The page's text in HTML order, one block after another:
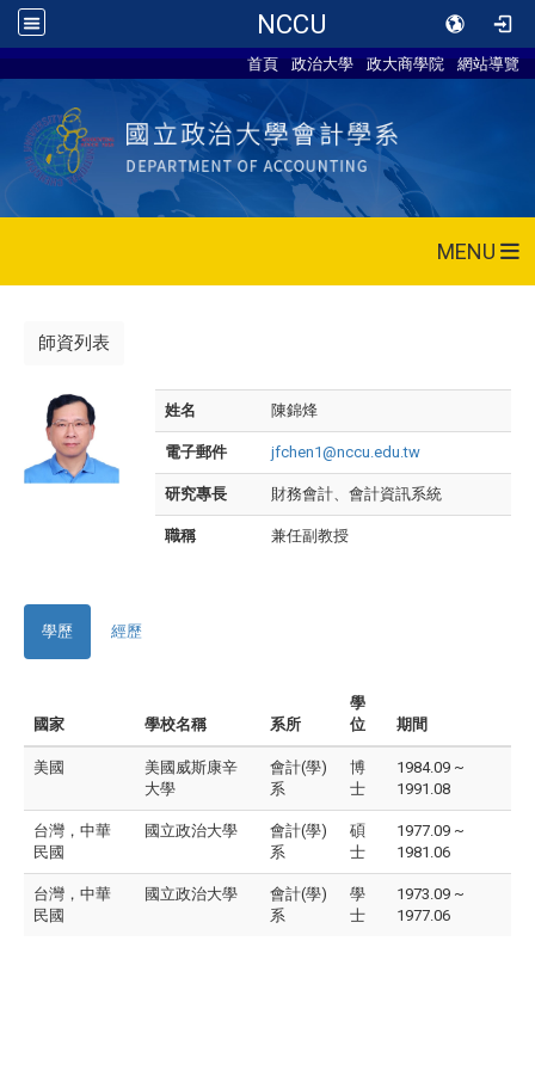
NCCU
首頁 政治大學 政大商學院 網站導覽
MENU
師資列表
姓名 陳錦烽
電子郵件 jfchen1@nccu.edu.tw
研究專長 財務會計、會計資訊系統
職稱 兼任副教授
學歷 經歷
國家 學校名稱 系所
學
位
期間
美國
美國威斯康辛
大學
會計(學)
系
博
士
1984.09 ~
1991.08
台灣，中華
民國
國立政治大學
會計(學)
系
碩
士
1977.09 ~
1981.06
台灣，中華
民國
國立政治大學
會計(學)
系
學
士
1973.09 ~
1977.06